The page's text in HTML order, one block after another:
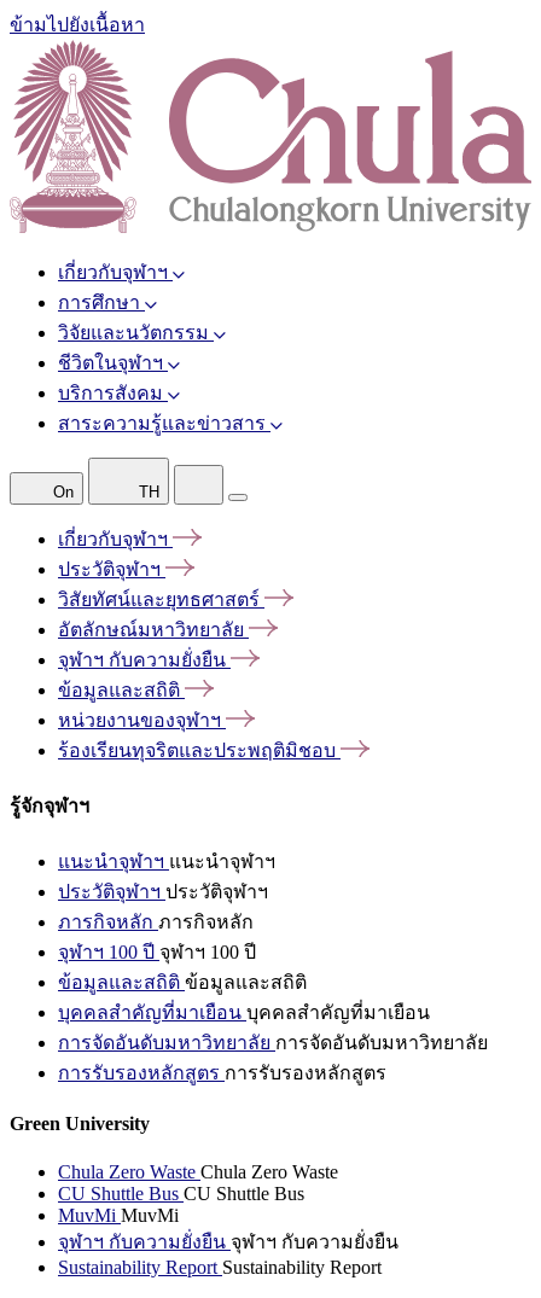
ข้ามไปยังเนื้อหา
เกี่ยวกับจุฬาฯ
การศึกษา
วิจัยและนวัตกรรม
ชีวิตในจุฬาฯ
บริการสังคม
สาระความรู้และข่าวสาร
On TH
เกี่ยวกับจุฬาฯ
ประวัติจุฬาฯ
วิสัยทัศน์และยุทธศาสตร์
อัตลักษณ์มหาวิทยาลัย
จุฬาฯ กับความยั่งยืน
ข้อมูลและสถิติ
หน่วยงานของจุฬาฯ
ร้องเรียนทุจริตและประพฤติมิชอบ
รู้จักจุฬาฯ
แนะนำจุฬาฯ แนะนำจุฬาฯ
ประวัติจุฬาฯ ประวัติจุฬาฯ
ภารกิจหลัก ภารกิจหลัก
จุฬาฯ 100 ปี จุฬาฯ 100 ปี
ข้อมูลและสถิติ ข้อมูลและสถิติ
บุคคลสำคัญที่มาเยือน บุคคลสำคัญที่มาเยือน
การจัดอันดับมหาวิทยาลัย การจัดอันดับมหาวิทยาลัย
การรับรองหลักสูตร การรับรองหลักสูตร
Green University
Chula Zero Waste Chula Zero Waste
CU Shuttle Bus CU Shuttle Bus
MuvMi MuvMi
จุฬาฯ กับความยั่งยืน จุฬาฯ กับความยั่งยืน
Sustainability Report Sustainability Report